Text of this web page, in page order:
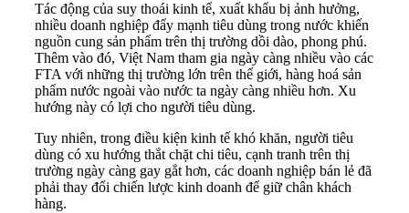
Tác động của suy thoái kinh tế, xuất khẩu bị ảnh hưởng,
nhiều doanh nghiệp đẩy mạnh tiêu dùng trong nước khiến
nguồn cung sản phẩm trên thị trường dồi dào, phong phú.
Thêm vào đó, Việt Nam tham gia ngày càng nhiều vào các
FTA với những thị trường lớn trên thế giới, hàng hoá sản
phẩm nước ngoài vào nước ta ngày càng nhiều hơn. Xu
hướng này có lợi cho người tiêu dùng.
Tuy nhiên, trong điều kiện kinh tế khó khăn, người tiêu
dùng có xu hướng thắt chặt chi tiêu, cạnh tranh trên thị
trường ngày càng gay gắt hơn, các doanh nghiệp bán lẻ đã
phải thay đổi chiến lược kinh doanh để giữ chân khách
hàng.